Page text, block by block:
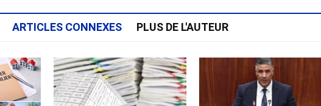
ARTICLES CONNEXES PLUS DE L'AUTEUR